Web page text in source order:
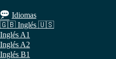
Idiomas
🇬🇧 Inglés 🇺🇸
Inglés A1
Inglés A2
Inglés B1